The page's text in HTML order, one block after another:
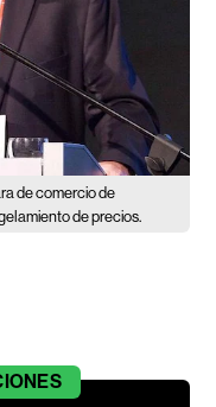
de comercio de
de precios.